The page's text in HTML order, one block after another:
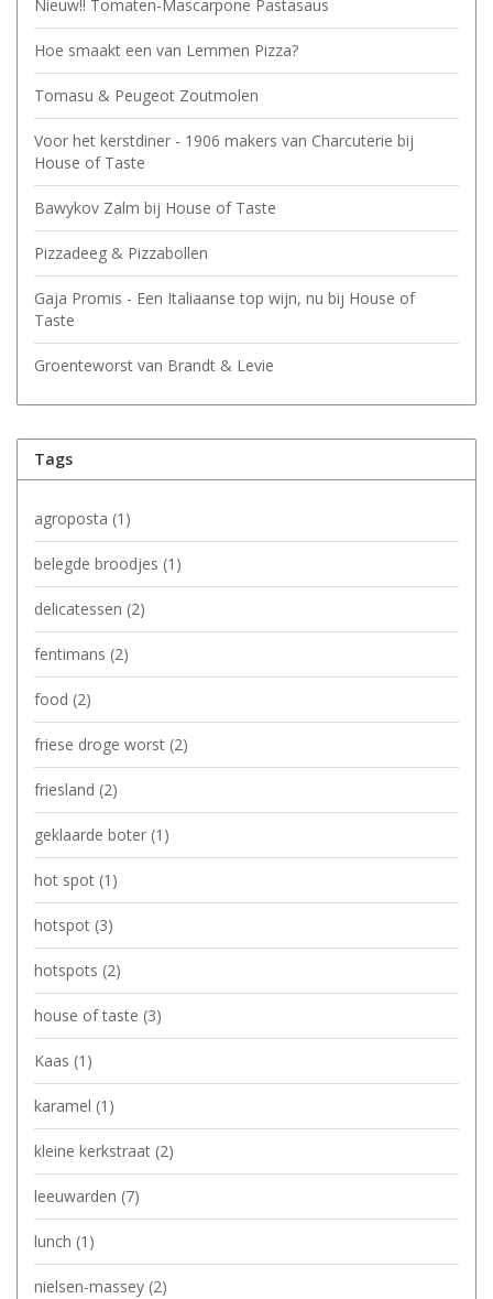
Nieuw!! Tomaten-Mascarpone Pastasaus
Hoe smaakt een van Lemmen Pizza?
Tomasu & Peugeot Zoutmolen
Voor het kerstdiner - 1906 makers van Charcuterie bij
House of Taste
Bawykov Zalm bij House of Taste
Pizzadeeg & Pizzabollen
Gaja Promis - Een Italiaanse top wijn, nu bij House of
Taste
Groenteworst van Brandt & Levie
Tags
agroposta (1)
belegde broodjes (1)
delicatessen (2)
fentimans (2)
food (2)
friese droge worst (2)
friesland (2)
geklaarde boter (1)
hot spot (1)
hotspot (3)
hotspots (2)
house of taste (3)
Kaas (1)
karamel (1)
kleine kerkstraat (2)
leeuwarden (7)
lunch (1)
nielsen-massey (2)